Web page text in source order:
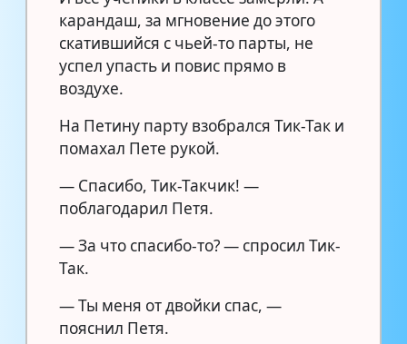
карандаш, за мгновение до этого
скатившийся с чьей-то парты, не
успел упасть и повис прямо в
воздухе.
На Петину парту взобрался Тик-Так и
помахал Пете рукой.
— Спасибо, Тик-Такчик! —
поблагодарил Петя.
— За что спасибо-то? — спросил Тик-
Так.
— Ты меня от двойки спас, —
пояснил Петя.